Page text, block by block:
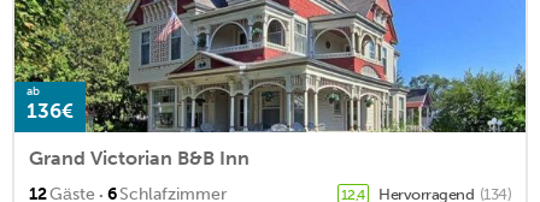
ab
136€
Grand Victorian B&B Inn
12Gäste · 6Schlafzimmer 12,4 Hervorragend (134)